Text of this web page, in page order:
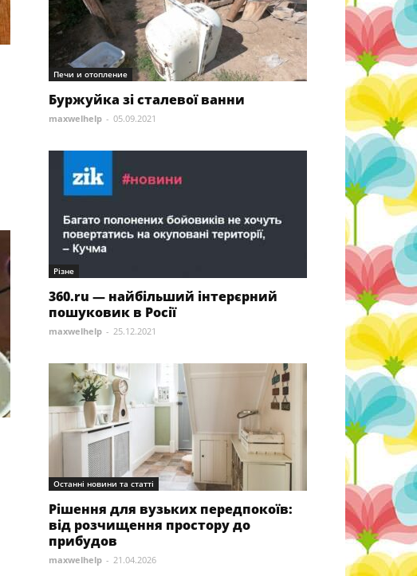
Печи и отопление
Буржуйка зі сталевої ванни
maxwelhelp - 05.09.2021
Різне
360.ru — найбільший інтерєрний
пошуковик в Росії
maxwelhelp - 25.12.2021
Останні новини та статті
Рішення для вузьких передпокоїв:
від розчищення простору до
прибудов
maxwelhelp - 21.04.2026